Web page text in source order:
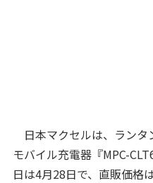
日本マクセルは、ランタ
モバイル充電器『MPC-
日は4月28日で、直販価格